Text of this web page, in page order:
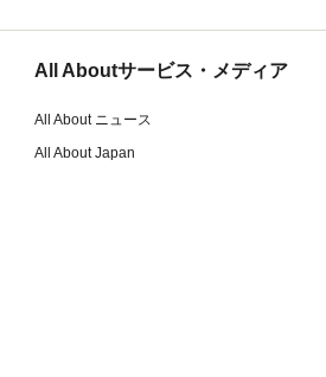
All Aboutサービス・メディア
All About ニュース
All About Japan